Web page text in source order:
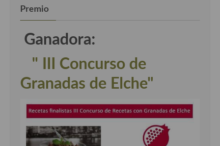
Premio
Ganadora:
" III Concurso de
Granadas de Elche"